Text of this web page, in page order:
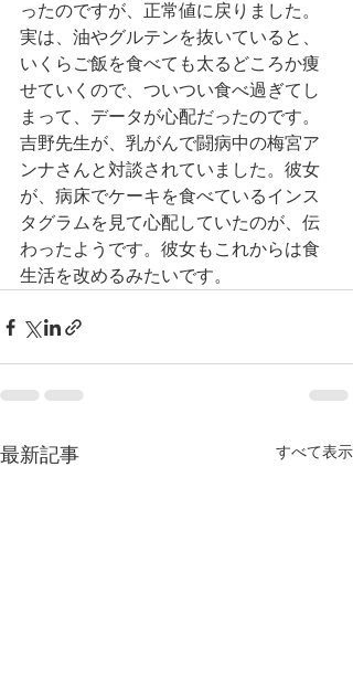
ったのですが、正常値に戻りました。
実は、油やグルテンを抜いていると、
いくらご飯を食べても太るどころか痩
せていくので、ついつい食べ過ぎてし
まって、データが心配だったのです。
吉野先生が、乳がんで闘病中の梅宮ア
ンナさんと対談されていました。彼女
が、病床でケーキを食べているインス
タグラムを見て心配していたのが、伝
わったようです。彼女もこれからは食
生活を改めるみたいです。
最新記事 すべて表示